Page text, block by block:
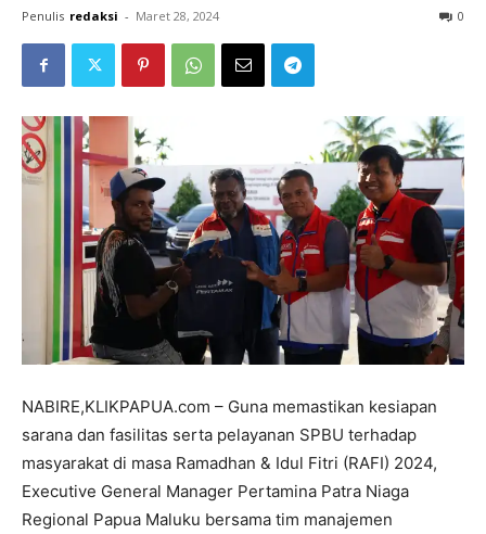
Penulis redaksi - Maret 28, 2024 0
NABIRE,KLIKPAPUA.com – Guna memastikan kesiapan
sarana dan fasilitas serta pelayanan SPBU terhadap
masyarakat di masa Ramadhan & Idul Fitri (RAFI) 2024,
Executive General Manager Pertamina Patra Niaga
Regional Papua Maluku bersama tim manajemen